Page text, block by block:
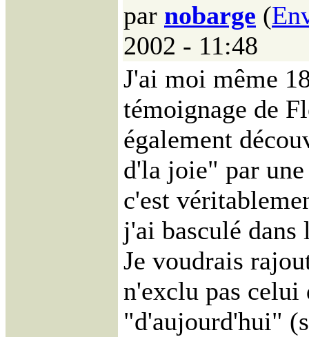
par nobarge (
2002 - 11:48
J'ai moi même
témoignage de
également
d'la joie" par
c'est
j'ai basculé
Je voudrais
n'exclu pas celui
"d'aujourd'hui"